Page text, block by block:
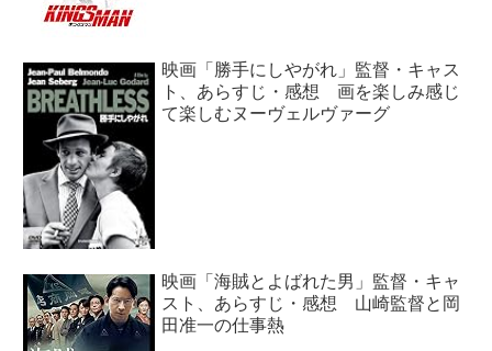
映画「勝手にしやがれ」監督・キャス
ト、あらすじ・感想 画を楽しみ感じ
て楽しむヌーヴェルヴァーグ
映画「海賊とよばれた男」監督・キャ
スト、あらすじ・感想 山崎監督と岡
田准一の仕事熱